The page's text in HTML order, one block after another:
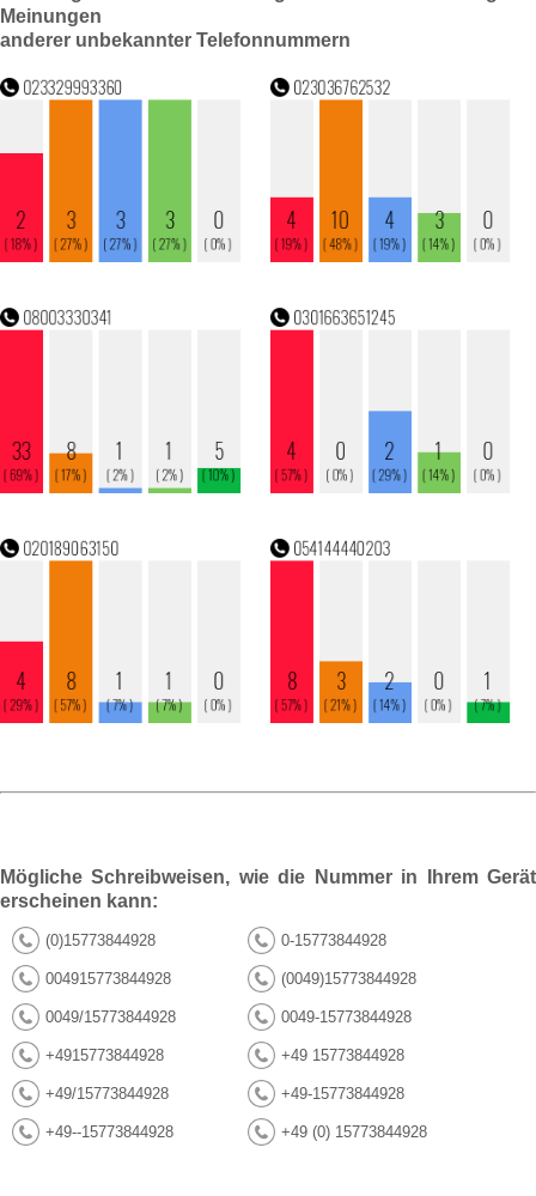
Meinungen
anderer unbekannter Telefonnummern
Mögliche Schreibweisen, wie die Nummer in Ihrem Gerät
erscheinen kann:
(0)15773844928 0-15773844928
004915773844928 (0049)15773844928
0049/15773844928 0049-15773844928
+4915773844928 +49 15773844928
+49/15773844928 +49-15773844928
+49--15773844928 +49 (0) 15773844928